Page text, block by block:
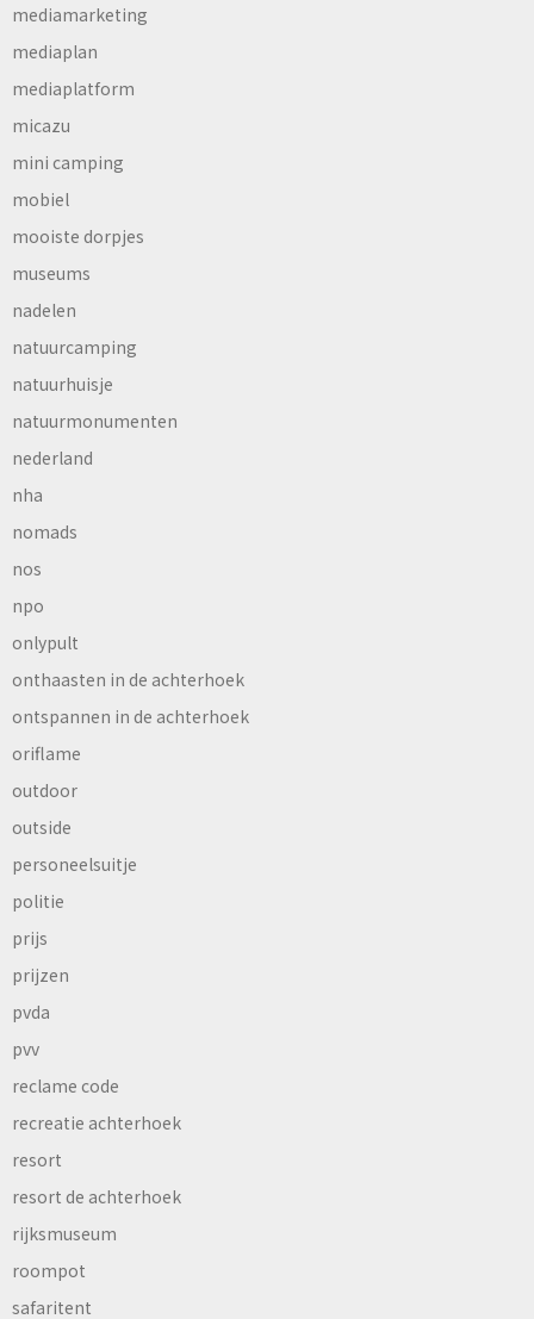
mediamarketing
mediaplan
mediaplatform
micazu
mini camping
mobiel
mooiste dorpjes
museums
nadelen
natuurcamping
natuurhuisje
natuurmonumenten
nederland
nha
nomads
nos
npo
onlypult
onthaasten in de achterhoek
ontspannen in de achterhoek
oriflame
outdoor
outside
personeelsuitje
politie
prijs
prijzen
pvda
pvv
reclame code
recreatie achterhoek
resort
resort de achterhoek
rijksmuseum
roompot
safaritent